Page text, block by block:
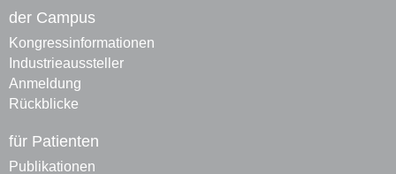
der Campus
Kongressinformationen
Industrieaussteller
Anmeldung
Rückblicke
für Patienten
Publikationen